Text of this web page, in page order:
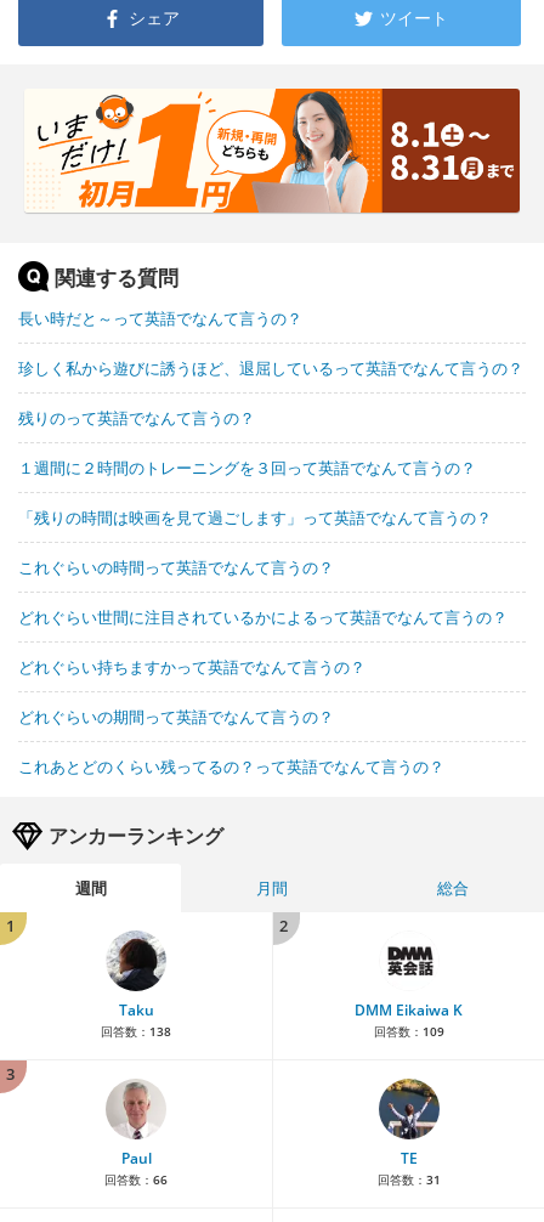
シェア ツイート
関連する質問
長い時だと～って英語でなんて言うの？
珍しく私から遊びに誘うほど、退屈しているって英語でなんて言うの？
残りのって英語でなんて言うの？
１週間に２時間のトレーニングを３回って英語でなんて言うの？
「残りの時間は映画を見て過ごします」って英語でなんて言うの？
これぐらいの時間って英語でなんて言うの？
どれぐらい世間に注目されているかによるって英語でなんて言うの？
どれぐらい持ちますかって英語でなんて言うの？
どれぐらいの期間って英語でなんて言うの？
これあとどのくらい残ってるの？って英語でなんて言うの？
アンカーランキング
週間 月間
総合
1
Taku
回答数： 138
2
DMM Eikaiwa K
回答数： 109
3
Paul
回答数： 66
TE
回答数： 31